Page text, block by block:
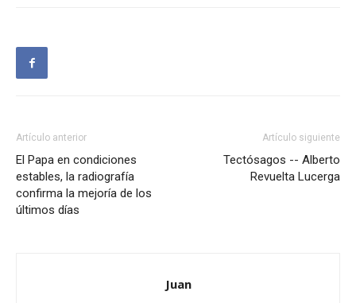
Artículo anterior
El Papa en condiciones
estables, la radiografía
confirma la mejoría de los
últimos días
Artículo siguiente
Tectósagos -- Alberto
Revuelta Lucerga
Juan